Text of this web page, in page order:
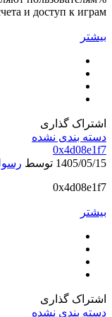
и доступ к играм.
بیشتر
اشتراک گذاری
دسته بندی نشده
0x4d08e1f7
1405/05/15 توسط
0x4d08e1f7
بیشتر
اشتراک گذاری
دسته بندی نشده